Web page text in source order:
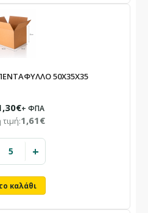
– 23/08
στο διάστημα αυτό θα
50X35X35
+ ΦΠΑ
τιμή:1,61€
+